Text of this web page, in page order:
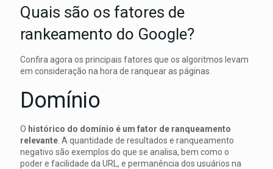
Quais são os fatores de
rankeamento do Google?
Confira agora os principais fatores que os algoritmos levam
em consideração na hora de ranquear as páginas.
Domínio
O histórico do domínio é um fator de ranqueamento
relevante . A quantidade de resultados e ranqueamento
negativo são exemplos do que se analisa, bem como o
poder e facilidade da URL, e permanência dos usuários na